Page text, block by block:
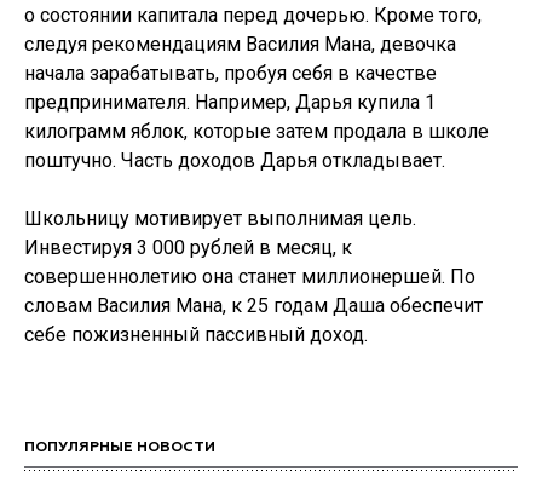
о состоянии капитала перед дочерью. Кроме того,
следуя рекомендациям Василия Мана, девочка
начала зарабатывать, пробуя себя в качестве
предпринимателя. Например, Дарья купила 1
килограмм яблок, которые затем продала в школе
поштучно. Часть доходов Дарья откладывает.
Школьницу мотивирует выполнимая цель.
Инвестируя 3 000 рублей в месяц, к
совершеннолетию она станет миллионершей. По
словам Василия Мана, к 25 годам Даша обеспечит
себе пожизненный пассивный доход.
ПОПУЛЯРНЫЕ НОВОСТИ